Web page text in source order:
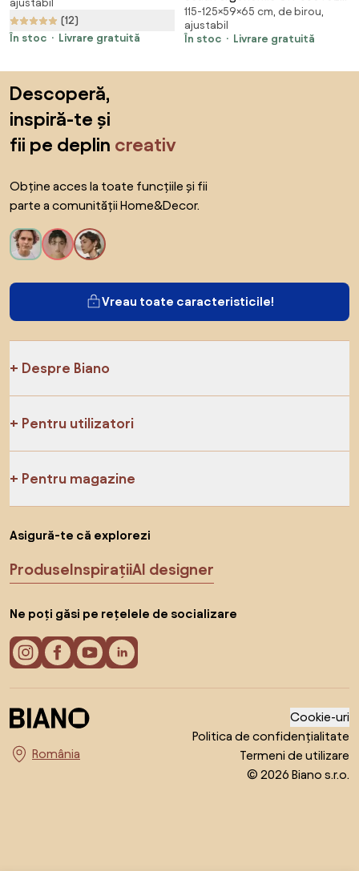
Înălțime Reglabilă, 40x50x79-
89 cm, Roz | Aosom Romania
ajustabil
(12)
În stoc
Livrare gratuită
spătar înalt și brațe rabatabile
115-125×59×65 cm, de birou,
ajustabil
În stoc
Livrare gratuită
Descoperă,
inspiră-te și
fii pe deplin creativ
Obține acces la toate funcțiile și fii
parte a comunității Home&Decor.
Vreau toate caracteristicile!
Despre Biano
Pentru utilizatori
Pentru magazine
Asigură-te că explorezi
ProduseInspirațiiAI designer
Ne poți găsi pe rețelele de socializare
Alege țara
Cookie-uri
Politica de confidențialitate
Termeni de utilizare
© 2026 Biano s.r.o.